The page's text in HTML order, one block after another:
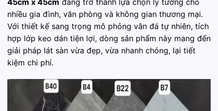
nhiều gia đình, văn phòng và không gian thương mại.
Với thiết kế sang trọng mô phỏng vân đá tự nhiên, tích
hợp lớp keo dán tiện lợi, dòng sản phẩm này mang đến
giải pháp lát sàn vừa đẹp, vừa nhanh chóng, lại tiết
kiệm chi phí.